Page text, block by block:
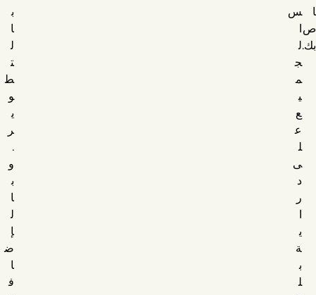
ا
ص
بك.
س
ا
ل
ج
م
ي
ع
ع
ل
ى
د
ر
ا
ي
ة
ب
ل
ب
ا
ل
ت
ط
و
ي
ر
.
و
ب
ا
ل
إ
ض
ا
ف